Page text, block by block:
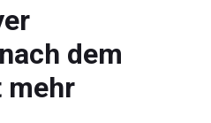
dem
mehr